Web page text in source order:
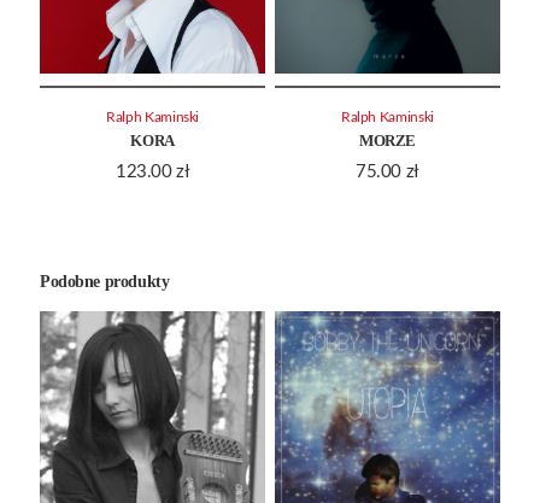
KORA
123.00 zł
Ralph Kaminski
MORZE
75.00 zł
Ralph Kaminski
Podobne produkty